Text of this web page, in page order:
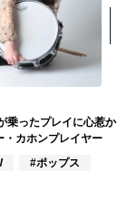
乗ったプレイに心惹か
・カホンプレイヤー
#ポップス